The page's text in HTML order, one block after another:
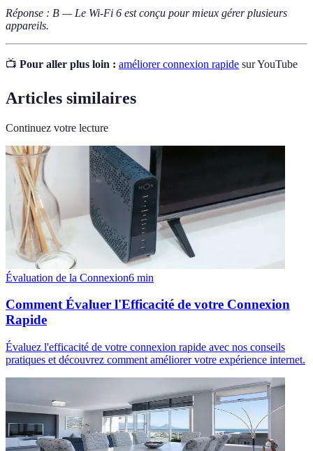
Réponse : B — Le Wi-Fi 6 est conçu pour mieux gérer plusieurs
appareils.
📺 Pour aller plus loin : améliorer connexion rapide sur YouTube
Articles similaires
Continuez votre lecture
Évaluation de la Connexion6 min
Comment Évaluer l'Efficacité de votre Connexion
Rapide
Évaluez l'efficacité de votre connexion rapide avec nos conseils
pratiques et découvrez comment améliorer votre expérience internet.